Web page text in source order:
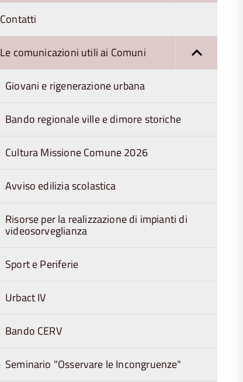
Contatti
Le comunicazioni utili ai Comuni
Giovani e rigenerazione urbana
Bando regionale ville e dimore storiche
Cultura Missione Comune 2026
Avviso edilizia scolastica
Risorse per la realizzazione di impianti di
videosorveglianza
Sport e Periferie
Urbact IV
Bando CERV
Seminario "Osservare le Incongruenze"